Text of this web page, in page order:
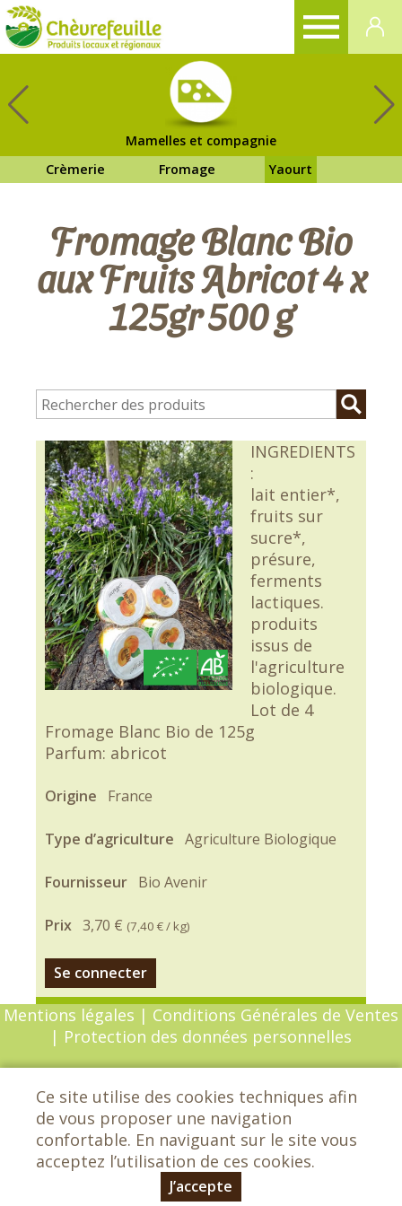
Mamelles et compagnie
Crèmerie
Fromage Yaourt
Fromage Blanc Bio
aux Fruits Abricot 4 x
125gr 500 g
INGREDIENTS
:
lait entier*,
fruits sur
sucre*,
présure,
ferments
lactiques.
produits
issus de
l'agriculture
biologique.
Lot de 4
Fromage Blanc Bio de 125g
Parfum: abricot
Origine France
Type d’agriculture Agriculture Biologique
Fournisseur Bio Avenir
Prix 3,70 € (7,40 €/ kg)
Se connecter
Mentions légales | Conditions Générales de Ventes
| Protection des données personnelles
réservés - Conception :Sarl Dynapse
Chèvrefeuille - Les grands Etrichets -
72650 Saint-Saturnin - 02 43 25 29 42
Ce site utilise des cookies techniques afin
de vous proposer une navigation
confortable. En naviguant sur le site vous
acceptez l’utilisation de ces cookies.
J’accepte